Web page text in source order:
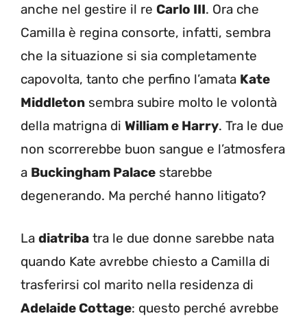
anche nel gestire il re Carlo III. Ora che
Camilla è regina consorte, infatti, sembra
che la situazione si sia completamente
capovolta, tanto che perfino l’amata Kate
Middleton sembra subire molto le volontà
della matrigna di William e Harry. Tra le due
non scorrerebbe buon sangue e l’atmosfera
a Buckingham Palace starebbe
degenerando. Ma perché hanno litigato?
La diatriba tra le due donne sarebbe nata
quando Kate avrebbe chiesto a Camilla di
trasferirsi col marito nella residenza di
Adelaide Cottage: questo perché avrebbe